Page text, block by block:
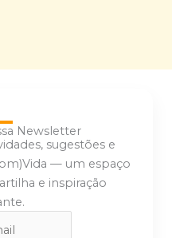
Newsletter
sugestões e
— um espaço
e inspiração